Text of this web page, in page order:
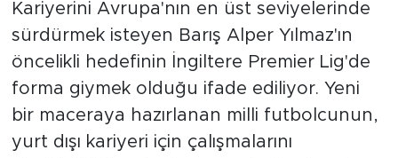
Kariyerini Avrupa'nın en üst seviyelerinde
sürdürmek isteyen Barış Alper Yılmaz'ın
öncelikli hedefinin İngiltere Premier Lig'de
forma giymek olduğu ifade ediliyor. Yeni
bir maceraya hazırlanan milli futbolcunun,
yurt dışı kariyeri için çalışmalarını